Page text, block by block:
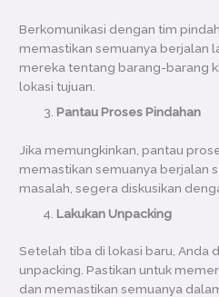
Berkomunikasi dengan tim
memastikan semuanya berjalan
mereka tentang barang-barang
lokasi tujuan.
Pantau Proses Pindahan
Jika memungkinkan, pantau
memastikan semuanya berjalan
masalah, segera diskusikan
Lakukan Unpacking
Setelah tiba di lokasi baru, Anda
unpacking. Pastikan untuk
dan memastikan semuanya